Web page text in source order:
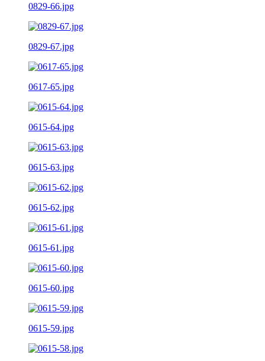
0829-66.jpg
0829-67.jpg
0617-65.jpg
0615-64.jpg
0615-63.jpg
0615-62.jpg
0615-61.jpg
0615-60.jpg
0615-59.jpg